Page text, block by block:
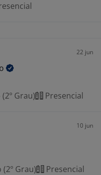
22 jun
Grau) Presencial
10 jun
Grau) Presencial